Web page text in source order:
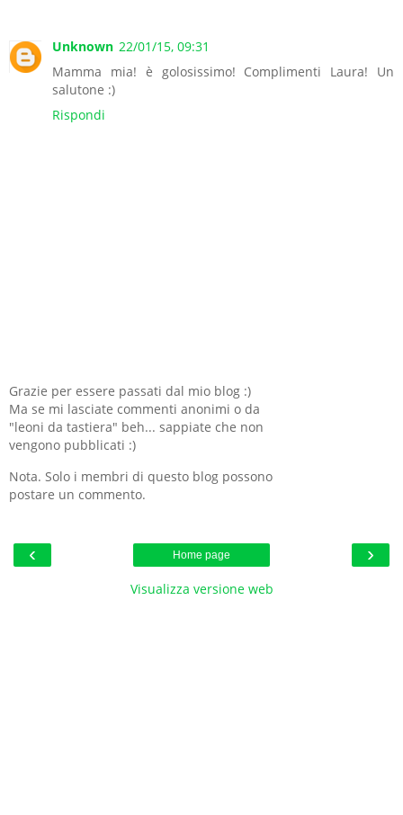
Unknown 22/01/15, 09:31
Mamma mia! è golosissimo! Complimenti Laura! Un
salutone :)
Rispondi
Grazie per essere passati dal mio blog :)
Ma se mi lasciate commenti anonimi o da
"leoni da tastiera" beh... sappiate che non
vengono pubblicati :)
Nota. Solo i membri di questo blog possono
postare un commento.
‹ ›
Home page
Visualizza versione web